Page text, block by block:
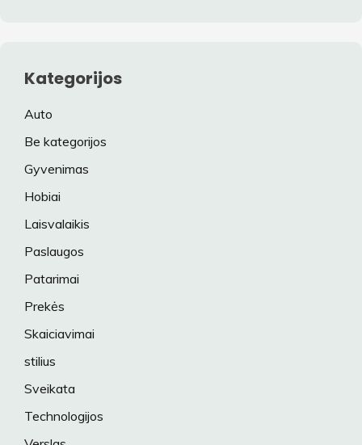
Kategorijos
Auto
Be kategorijos
Gyvenimas
Hobiai
Laisvalaikis
Paslaugos
Patarimai
Prekės
Skaiciavimai
stilius
Sveikata
Technologijos